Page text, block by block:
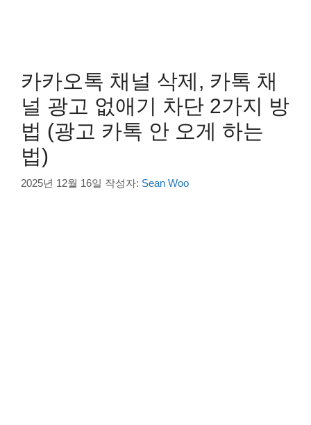
카카오톡 채널 삭제, 카톡 채
널 광고 없애기 차단 2가지 방
법 (광고 카톡 안 오게 하는
법)
2025년 12월 16일 작성자: Sean Woo